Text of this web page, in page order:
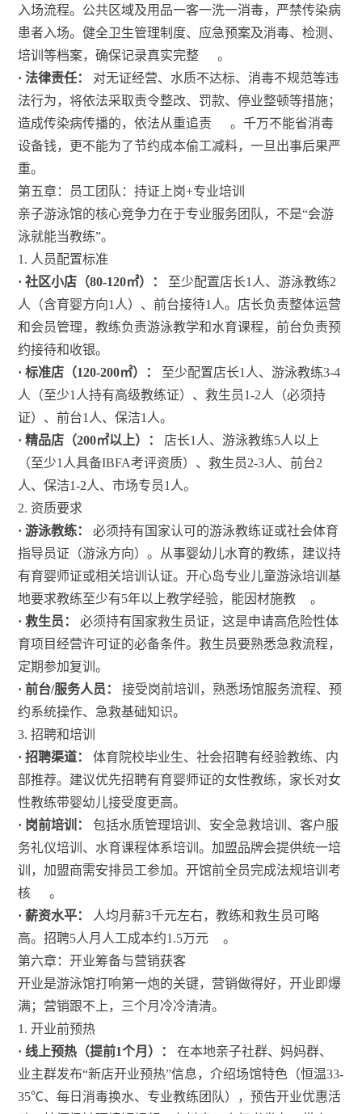
入场流程。公共区域及用品一客一洗一消毒，严禁传染病
患者入场。健全卫生管理制度、应急预案及消毒、检测、
培训等档案，确保记录真实完整
。
· 法律责任：
对无证经营、水质不达标、消毒不规范等违
法行为，将依法采取责令整改、罚款、停业整顿等措施；
造成传染病传播的，依法从重追责
。千万不能省消毒
设备钱，更不能为了节约成本偷工减料，一旦出事后果严
重。
第五章：员工团队：持证上岗+专业培训
亲子游泳馆的核心竞争力在于专业服务团队，不是“会游
泳就能当教练”。
1. 人员配置标准
· 社区小店（80-120㎡）：
至少配置店长1人、游泳教练2
人（含育婴方向1人）、前台接待1人。店长负责整体运营
和会员管理，教练负责游泳教学和水育课程，前台负责预
约接待和收银。
· 标准店（120-200㎡）：
至少配置店长1人、游泳教练3-4
人（至少1人持有高级教练证）、救生员1-2人（必须持
证）、前台1人、保洁1人。
· 精品店（200㎡以上）：
店长1人、游泳教练5人以上
（至少1人具备IBFA考评资质）、救生员2-3人、前台2
人、保洁1-2人、市场专员1人。
2. 资质要求
· 游泳教练：
必须持有国家认可的游泳教练证或社会体育
指导员证（游泳方向）。从事婴幼儿水育的教练，建议持
有育婴师证或相关培训认证。开心岛专业儿童游泳培训基
地要求教练至少有5年以上教学经验，能因材施教
。
· 救生员：
必须持有国家救生员证，这是申请高危险性体
育项目经营许可证的必备条件。救生员要熟悉急救流程，
定期参加复训。
· 前台/服务人员：
接受岗前培训，熟悉场馆服务流程、预
约系统操作、急救基础知识。
3. 招聘和培训
· 招聘渠道：
体育院校毕业生、社会招聘有经验教练、内
部推荐。建议优先招聘有育婴师证的女性教练，家长对女
性教练带婴幼儿接受度更高。
· 岗前培训：
包括水质管理培训、安全急救培训、客户服
务礼仪培训、水育课程体系培训。加盟品牌会提供统一培
训，加盟商需安排员工参加。开馆前全员完成法规培训考
核
。
· 薪资水平：
人均月薪3千元左右，教练和救生员可略
高。招聘5人月人工成本约1.5万元
。
第六章：开业筹备与营销获客
开业是游泳馆打响第一炮的关键，营销做得好，开业即爆
满；营销跟不上，三个月冷冷清清。
1. 开业前预热
· 线上预热（提前1个月）：
在本地亲子社群、妈妈群、
业主群发布“新店开业预热”信息，介绍场馆特色（恒温33-
35℃、每日消毒换水、专业教练团队），预告开业优惠活